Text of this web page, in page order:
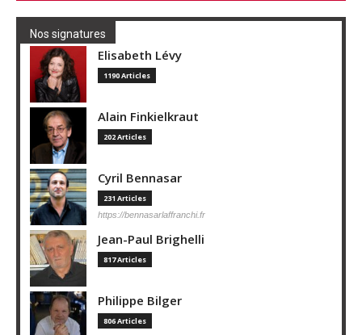
Nos signatures
Elisabeth Lévy
1190 Articles
Alain Finkielkraut
202 Articles
Cyril Bennasar
231 Articles
https://bennasarlaffranchi.fr
Jean-Paul Brighelli
817 Articles
Philippe Bilger
806 Articles